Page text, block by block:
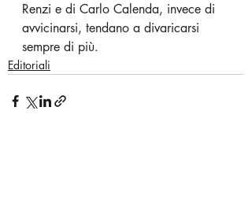
Renzi e di Carlo Calenda, invece di
avvicinarsi, tendano a divaricarsi
sempre di più.
Editoriali